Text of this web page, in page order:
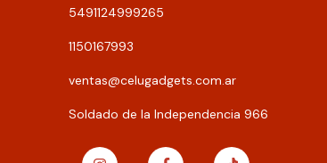
5491124999265
1150167993
ventas@celugadgets.com.ar
Soldado de la Independencia 966